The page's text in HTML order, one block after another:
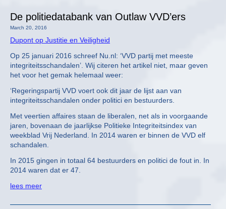
De politiedatabank van Outlaw VVD’ers
March 20, 2016
Dupont op Justitie en Veiligheid
Op 25 januari 2016 schreef Nu.nl: ‘VVD partij met meeste
integriteitsschandalen’. Wij citeren het artikel niet, maar geven
het voor het gemak helemaal weer:
‘Regeringspartij VVD voert ook dit jaar de lijst aan van
integriteitsschandalen onder politici en bestuurders.
Met veertien affaires staan de liberalen, net als in voorgaande
jaren, bovenaan de jaarlijkse Politieke Integriteitsindex van
weekblad Vrij Nederland. In 2014 waren er binnen de VVD elf
schandalen.
In 2015 gingen in totaal 64 bestuurders en politici de fout in. In
2014 waren dat er 47.
lees meer